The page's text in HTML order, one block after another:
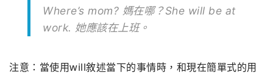
Where’s mom? 媽在哪？She will be at
work. 她應該在上班。
注意：當使用will敘述當下的事情時，和現在簡單式的用